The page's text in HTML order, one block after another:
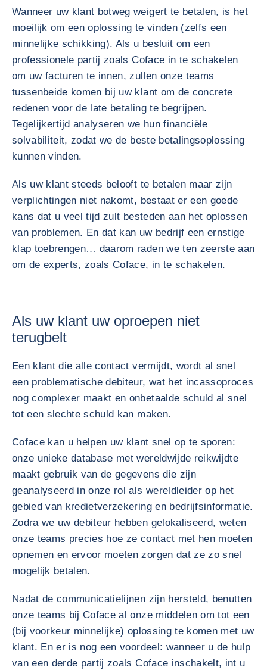
Wanneer uw klant botweg weigert te betalen, is het
moeilijk om een oplossing te vinden (zelfs een
minnelijke schikking). Als u besluit om een
professionele partij zoals Coface in te schakelen
om uw facturen te innen, zullen onze teams
tussenbeide komen bij uw klant om de concrete
redenen voor de late betaling te begrijpen.
Tegelijkertijd analyseren we hun financiële
solvabiliteit, zodat we de beste betalingsoplossing
kunnen vinden.
Als uw klant steeds belooft te betalen maar zijn
verplichtingen niet nakomt, bestaat er een goede
kans dat u veel tijd zult besteden aan het oplossen
van problemen. En dat kan uw bedrijf een ernstige
klap toebrengen… daarom raden we ten zeerste aan
om de experts, zoals Coface, in te schakelen.
Als uw klant uw oproepen niet
terugbelt
Een klant die alle contact vermijdt, wordt al snel
een problematische debiteur, wat het incassoproces
nog complexer maakt en onbetaalde schuld al snel
tot een slechte schuld kan maken.
Coface kan u helpen uw klant snel op te sporen:
onze unieke database met wereldwijde reikwijdte
maakt gebruik van de gegevens die zijn
geanalyseerd in onze rol als wereldleider op het
gebied van kredietverzekering en bedrijfsinformatie.
Zodra we uw debiteur hebben gelokaliseerd, weten
onze teams precies hoe ze contact met hen moeten
opnemen en ervoor moeten zorgen dat ze zo snel
mogelijk betalen.
Nadat de communicatielijnen zijn hersteld, benutten
onze teams bij Coface al onze middelen om tot een
(bij voorkeur minnelijke) oplossing te komen met uw
klant. En er is nog een voordeel: wanneer u de hulp
van een derde partij zoals Coface inschakelt, int u